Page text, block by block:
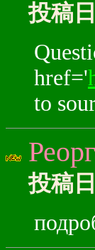
投稿日
href='
to
投稿日